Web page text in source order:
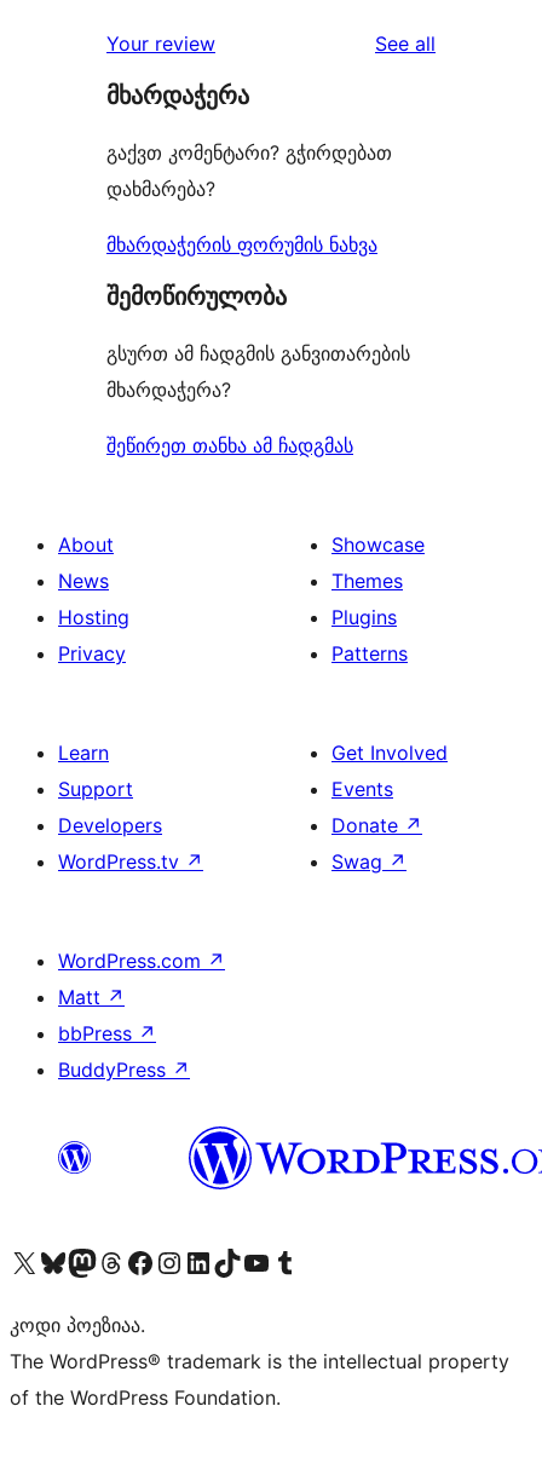
Your review See all
მხარდაჭერა
გაქვთ კომენტარი? გჭირდებათ
დახმარება?
მხარდაჭერის ფორუმის ნახვა
შემოწირულობა
გსურთ ამ ჩადგმის განვითარების
მხარდაჭერა?
შეწირეთ თანხა ამ ჩადგმას
About
News
Hosting
Privacy
Showcase
Themes
Plugins
Patterns
Learn
Support
Developers
WordPress.tv ↗
Get Involved
Events
Donate ↗
Swag ↗
WordPress.com ↗
Matt ↗
bbPress ↗
BuddyPress ↗
Visit our X (formerly Twitter) account
Visit our Bluesky account
Visit our Mastodon account
Visit our Threads account
Visit our Facebook page
Visit our Instagram account
Visit our LinkedIn account
Visit our TikTok account
Visit our YouTube channel
Visit our Tumblr account
კოდი პოეზიაა.
The WordPress® trademark is the intellectual property
of the WordPress Foundation.